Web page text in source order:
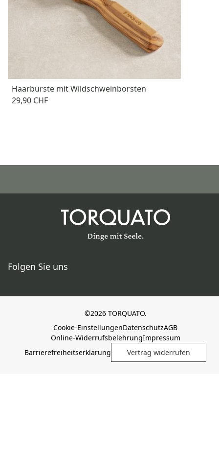
Haarbürste mit Wildschweinborsten
29,90 CHF
Folgen Sie uns
©2026 TORQUATO.
Cookie-EinstellungenDatenschutzAGB
Online-WiderrufsbelehrungImpressum
Barrierefreiheitserklärung
Vertrag widerrufen